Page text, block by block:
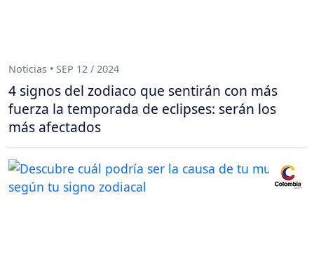
Noticias • SEP 12 / 2024
4 signos del zodiaco que sentirán con más
fuerza la temporada de eclipses: serán los
más afectados